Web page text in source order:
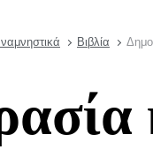
Βιβλία